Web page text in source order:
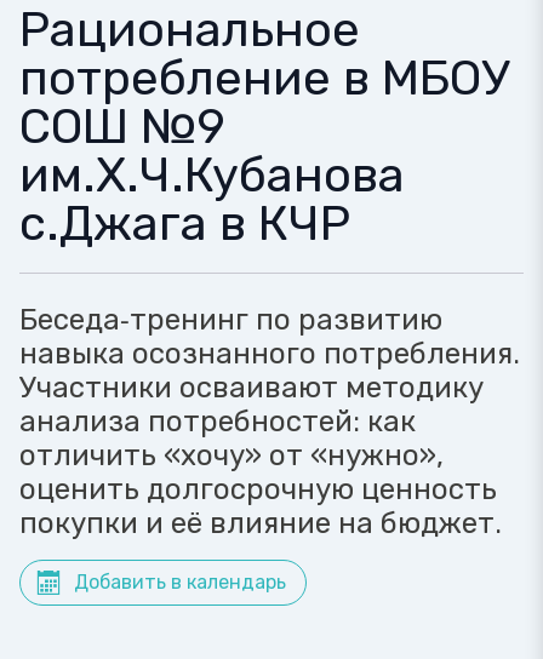
Рациональное
потребление в МБОУ
СОШ №9
им.Х.Ч.Кубанова
с.Джага в КЧР
Беседа‑тренинг по развитию
навыка осознанного потребления.
Участники осваивают методику
анализа потребностей: как
отличить «хочу» от «нужно»,
оценить долгосрочную ценность
покупки и её влияние на бюджет.
Добавить в календарь